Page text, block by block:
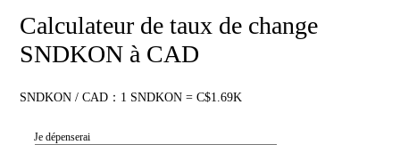
Calculateur de taux de change
SNDKON à CAD
SNDKON / CAD：1 SNDKON = C$1.69K
Je dépenserai